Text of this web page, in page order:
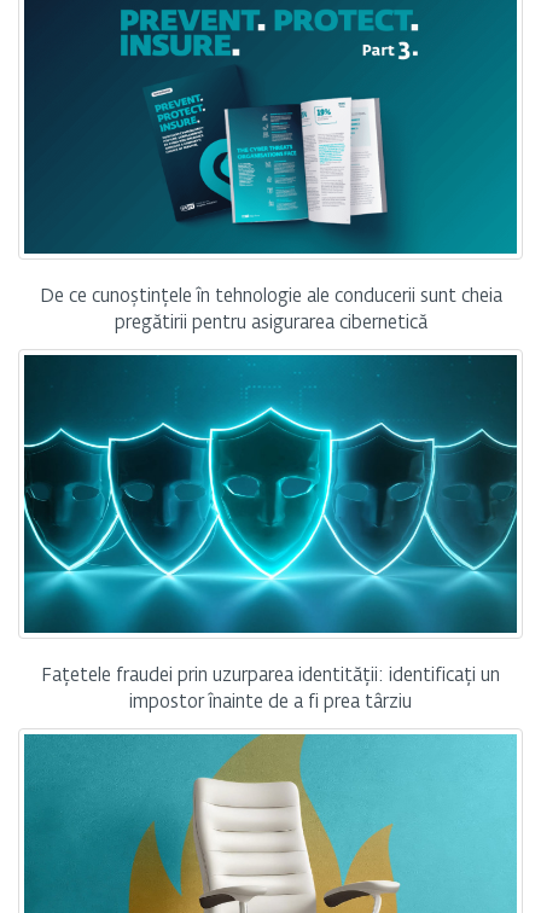
De ce cunoștințele în tehnologie ale conducerii sunt cheia
pregătirii pentru asigurarea cibernetică
Fațetele fraudei prin uzurparea identității: identificați un
impostor înainte de a fi prea târziu